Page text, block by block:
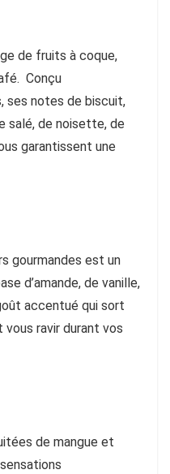
de fruits à coque,
Conçu
ses notes de biscuit,
salé, de noisette, de
garantissent une
gourmandes est un
d’amande, de vanille,
accentué qui sort
vous ravir durant vos
de mangue et